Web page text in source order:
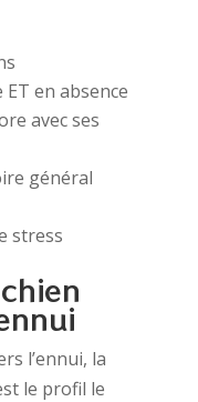
en absence
avec ses
général
stress
l’ennui, la
le profil le